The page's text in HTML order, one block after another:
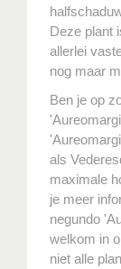
Deze plant
allerlei
nog maar
Ben je op
als
maximale
je meer
negundo
welkom in
niet alle